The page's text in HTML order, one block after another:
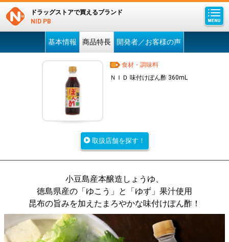
ドラッグストアで買えるブランド
NID PB
基本情報 商品特長 開発者／お客様の声
食材・調味料
ＮＩＤ 味付けぽん酢 360mL
取扱店舗を探す！